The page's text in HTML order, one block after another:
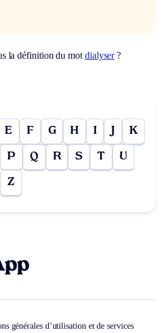
la définition du mot dialyser?
E F G H I J K
P Q R S T U
Z
générales d’utilisation et de services